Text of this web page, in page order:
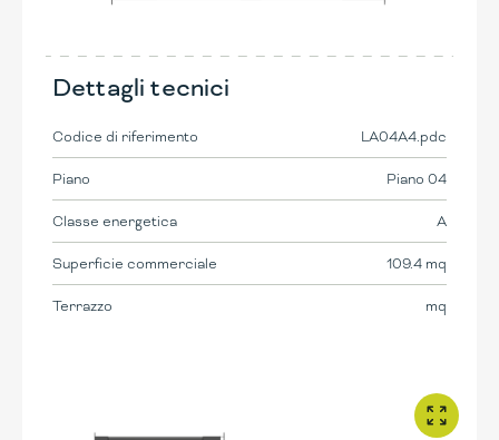
Dettagli tecnici
Codice di riferimento LA04A4.pdc
Piano Piano 04
Classe energetica A
Superficie commerciale 109.4 mq
Terrazzo mq